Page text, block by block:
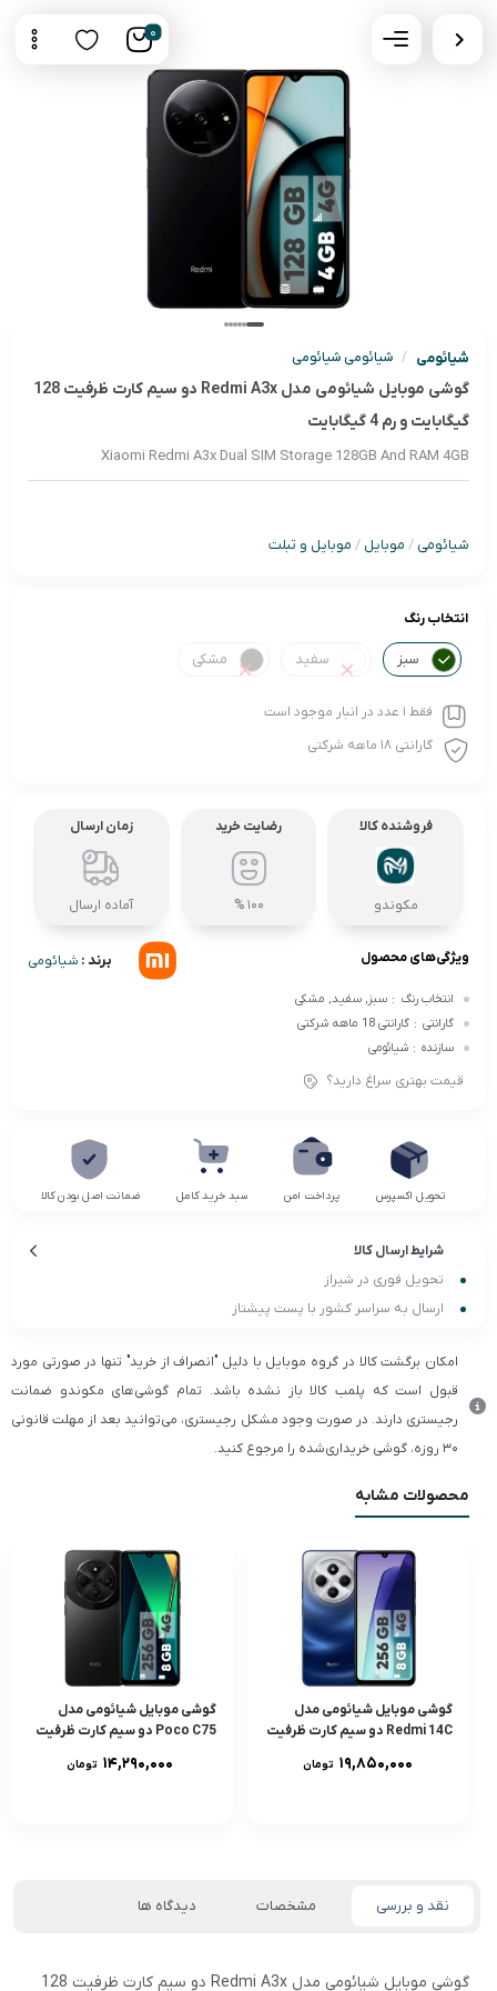
0
شیائومی / شیائومی شیائومی
گوشی موبایل شیائومی مدل Redmi A3x دو سیم کارت ظرفیت 128
گیگابایت و رم 4 گیگابایت
Xiaomi Redmi A3x Dual SIM Storage 128GB And RAM 4GB
شیائومی / موبایل / موبایل و تبلت
انتخاب رنگ
سبز سفید مشکی
فقط 1 عدد در انبار موجود است
گارانتی 18 ماهه شرکتی
فروشنده کالا
مکوندو
رضایت خرید
100 %
زمان ارسال
آماده ارسال
برند : شیائومی ویژگی‌های محصول
انتخاب رنگ : سبز, سفید, مشکی
گارانتی : گارانتی 18 ماهه شرکتی
سازنده : شیائومی
قیمت بهتری سراغ دارید؟
تحویل اکسپرس پرداخت امن سبد خرید کامل ضمانت اصل بودن کالا
شرایط ارسال کالا
تحویل فوری در شیراز
ارسال به سراسر کشور با پست پیشتاز
امکان برگشت کالا در گروه موبایل با دلیل "انصراف از خرید" تنها در صورتی مورد
قبول است که پلمب کالا باز نشده باشد. تمام گوشی‌های مکوندو ضمانت
رجیستری دارند. در صورت وجود مشکل رجیستری، می‌توانید بعد از مهلت قانونی
۳۰ روزه، گوشی خریداری‌شده را مرجوع کنید.
محصولات مشابه
گوشی موبایل شیائومی مدل
Redmi 14C دو سیم کارت ظرفیت
۱۹,۸۵۰,۰۰۰ تومان
گوشی موبایل شیائومی مدل
Poco C75 دو سیم کارت ظرفیت
۱۴,۲۹۰,۰۰۰ تومان
نقد و بررسی مشخصات دیدگاه ها
گوشی موبایل شیائومی مدل Redmi A3x دو سیم کارت ظرفیت 128